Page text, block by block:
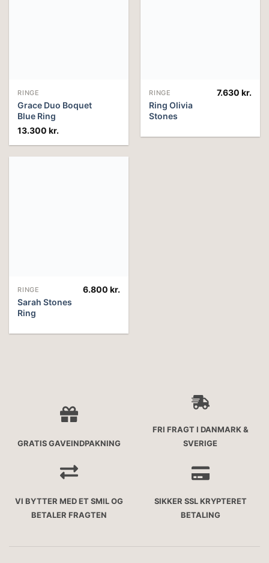
RINGE
Grace Duo Boquet
Blue Ring
13.300kr.
RINGE
Ring Olivia
Stones
7.630 kr.
RINGE
Sarah Stones
Ring
6.800 kr.
GRATIS GAVEINDPAKNING
FRI FRAGT I DANMARK &
SVERIGE
VI BYTTER MED ET SMIL OG
BETALER FRAGTEN
SIKKER SSL KRYPTERET
BETALING